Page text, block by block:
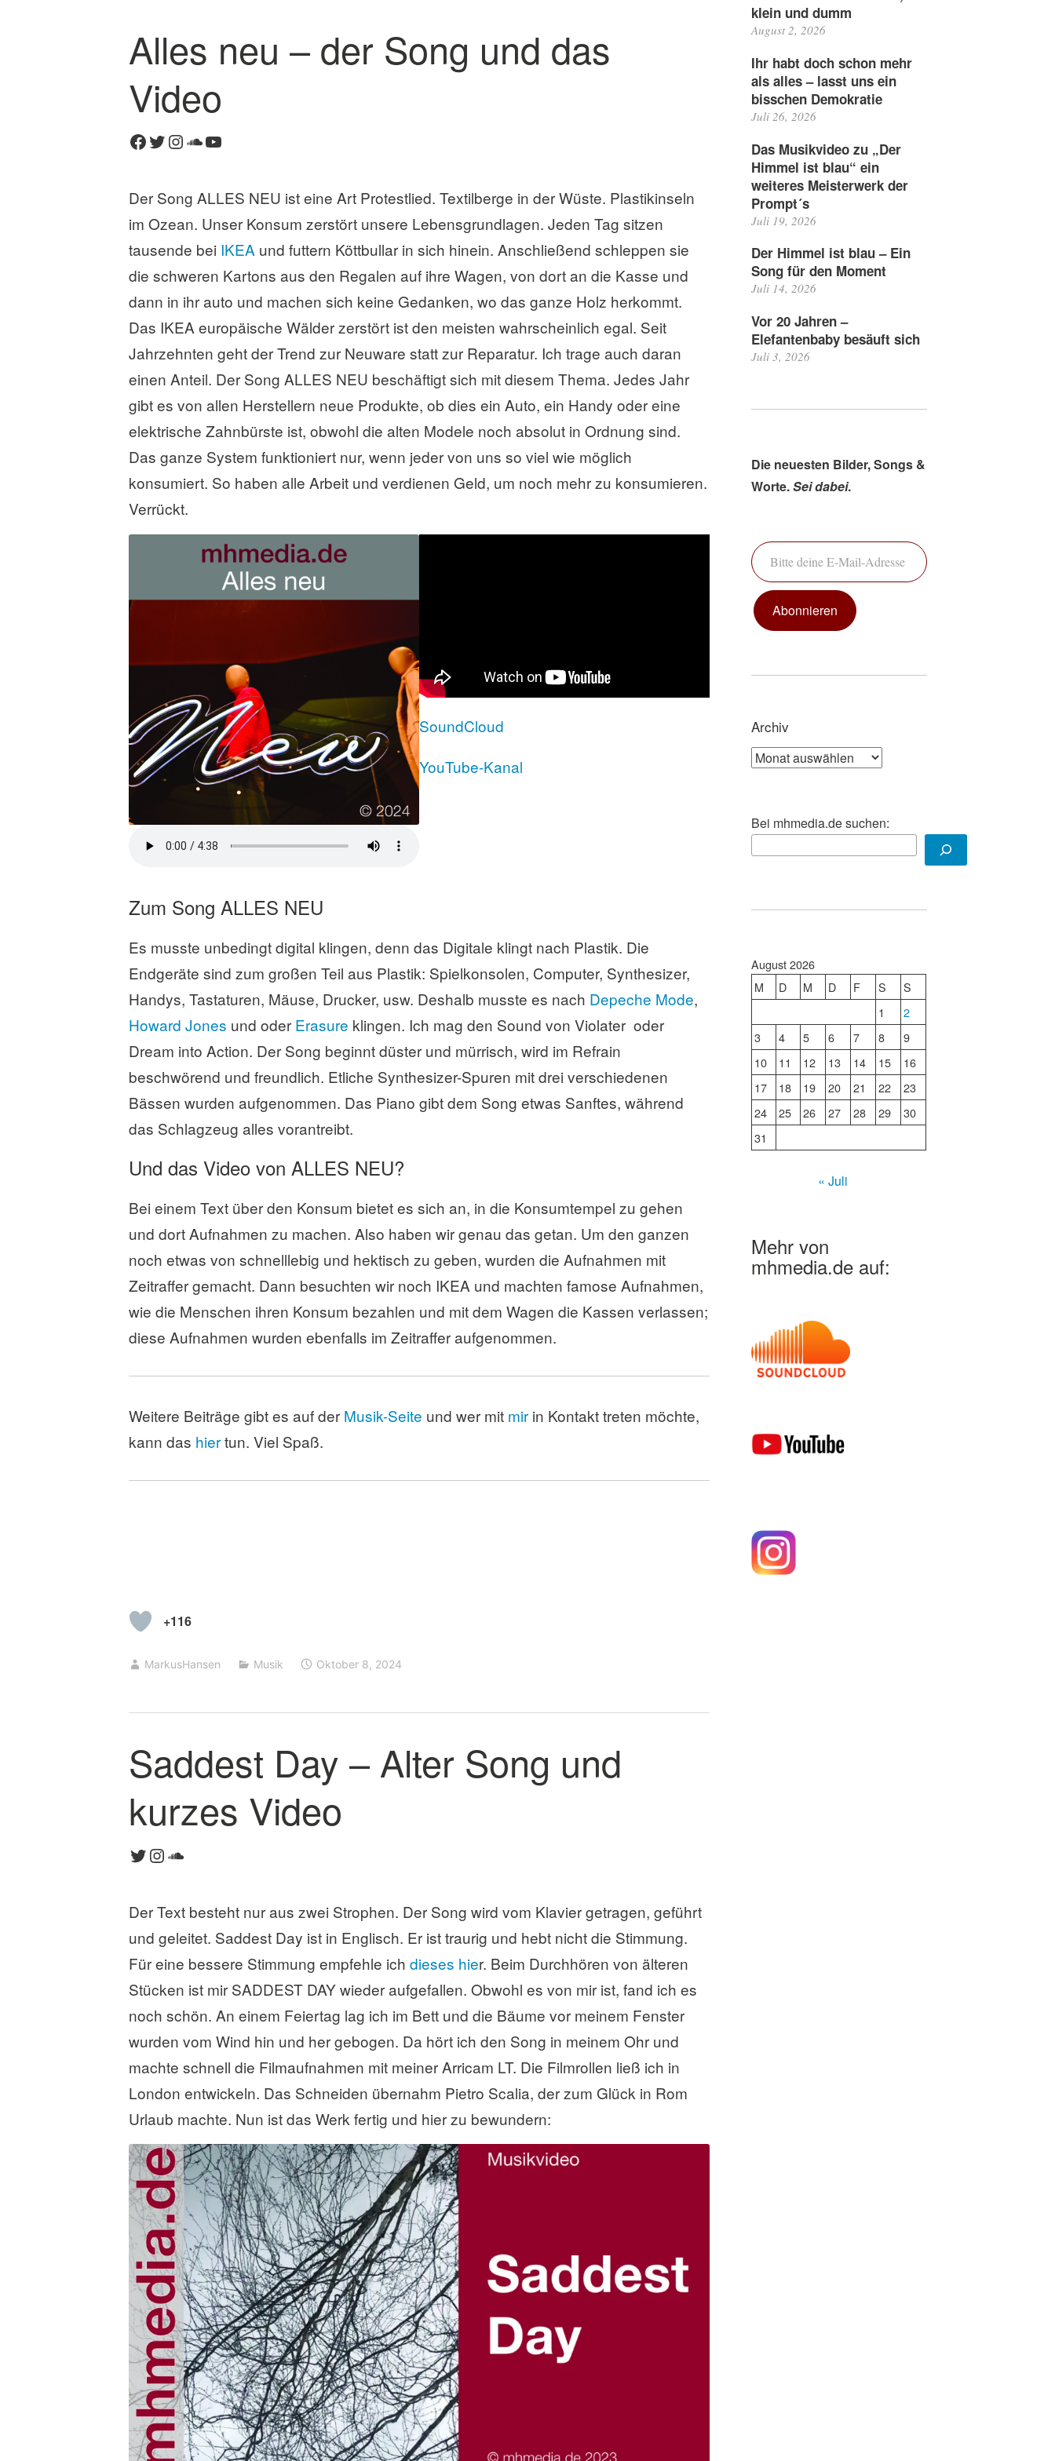
Alles neu – der Song und das
Video
Facebook
Twitter
Instagram
SoundCloud
YouTube
Der Song ALLES NEU ist eine Art Protestlied. Textilberge in der Wüste. Plastikinseln
im Ozean. Unser Konsum zerstört unsere Lebensgrundlagen. Jeden Tag sitzen
tausende bei IKEAund futtern Köttbullar in sich hinein. Anschließend schleppen sie
die schweren Kartons aus den Regalen auf ihre Wagen, von dort an die Kasse und
dann in ihr auto und machen sich keine Gedanken, wo das ganze Holz herkommt.
Das IKEA europäische Wälder zerstört ist den meisten wahrscheinlich egal. Seit
Jahrzehnten geht der Trend zur Neuware statt zur Reparatur. Ich trage auch daran
einen Anteil. Der Song ALLES NEU beschäftigt sich mit diesem Thema. Jedes Jahr
gibt es von allen Herstellern neue Produkte, ob dies ein Auto, ein Handy oder eine
elektrische Zahnbürste ist, obwohl die alten Modele noch absolut in Ordnung sind.
Das ganze System funktioniert nur, wenn jeder von uns so viel wie möglich
konsumiert. So haben alle Arbeit und verdienen Geld, um noch mehr zu konsumieren.
Verrückt.
SoundCloud
YouTube-Kanal
Zum Song ALLES NEU
Es musste unbedingt digital klingen, denn das Digitale klingt nach Plastik. Die
Endgeräte sind zum großen Teil aus Plastik: Spielkonsolen, Computer, Synthesizer,
Handys, Tastaturen, Mäuse, Drucker, usw. Deshalb musste es nach Depeche Mode,
Howard Jones und oder Erasure klingen. Ich mag den Sound von Violater oder
Dream into Action. Der Song beginnt düster und mürrisch, wird im Refrain
beschwörend und freundlich. Etliche Synthesizer-Spuren mit drei verschiedenen
Bässen wurden aufgenommen. Das Piano gibt dem Song etwas Sanftes, während
das Schlagzeug alles vorantreibt.
Und das Video von ALLES NEU?
Bei einem Text über den Konsum bietet es sich an, in die Konsumtempel zu gehen
und dort Aufnahmen zu machen. Also haben wir genau das getan. Um den ganzen
noch etwas von schnelllebig und hektisch zu geben, wurden die Aufnahmen mit
Zeitraffer gemacht. Dann besuchten wir noch IKEA und machten famose Aufnahmen,
wie die Menschen ihren Konsum bezahlen und mit dem Wagen die Kassen verlassen;
diese Aufnahmen wurden ebenfalls im Zeitraffer aufgenommen.
Weitere Beiträge gibt es auf der Musik-Seite und wer mit mir in Kontakt treten möchte,
kann das hiertun. Viel Spaß.
+116
MarkusHansen Musik
K
r
h
i
t
e
l
a
s
e
n
Oktober 8, 2024
Saddest Day – Alter Song und
kurzes Video
Twitter
Instagram
SoundCloud
Der Text besteht nur aus zwei Strophen. Der Song wird vom Klavier getragen, geführt
und geleitet. Saddest Day ist in Englisch. Er ist traurig und hebt nicht die Stimmung.
Für eine bessere Stimmung empfehle ich dieses hier. Beim Durchhören von älteren
Stücken ist mir SADDEST DAY wieder aufgefallen. Obwohl es von mir ist, fand ich es
noch schön. An einem Feiertag lag ich im Bett und die Bäume vor meinem Fenster
wurden vom Wind hin und her gebogen. Da hört ich den Song in meinem Ohr und
machte schnell die Filmaufnahmen mit meiner Arricam LT. Die Filmrollen ließ ich in
London entwickeln. Das Schneiden übernahm Pietro Scalia, der zum Glück in Rom
Urlaub machte. Nun ist das Werk fertig und hier zu bewundern:
o
m
e
h
t
e
l
a
s
e
n
klein und dumm
August 2, 2026
Ihr habt doch schon mehr
als alles – lasst uns ein
bisschen Demokratie
Juli 26, 2026
Das Musikvideo zu „Der
Himmel ist blau“ ein
weiteres Meisterwerk der
Prompt´s
Juli 19, 2026
Der Himmel ist blau – Ein
Song für den Moment
Juli 14, 2026
Vor 20 Jahren –
Elefantenbaby besäuft sich
Juli 3, 2026
Die neuesten Bilder, Songs &
Worte.Sei dabei.
Bitte deine E-Mail-Adresse ein ...
Abonnieren
Archiv
Archiv
Bei mhmedia.de suchen:
August 2026
M
D M D F S
S
1
2
3
4 5 6 7 8
9
10
11 12 13 14 15
16
17
18 19 20 21 22
23
24
25 26 27 28 29
30
31
« Juli
Mehr von
mhmedia.de auf: